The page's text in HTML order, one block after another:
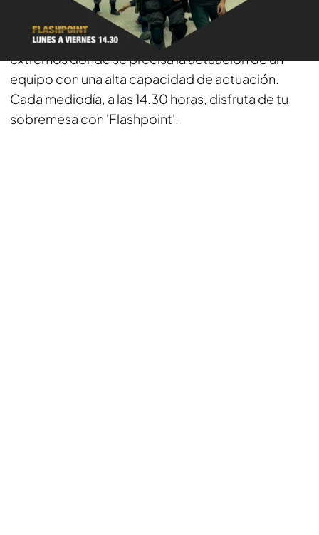
El cuerpo de élite llega a las tardes de Energy para
garantizar la seguridad nacional en casos
extremos donde se precisa la actuación de un
equipo con una alta capacidad de actuación.
Cada mediodía, a las 14.30 horas, disfruta de tu
sobremesa con 'Flashpoint'.